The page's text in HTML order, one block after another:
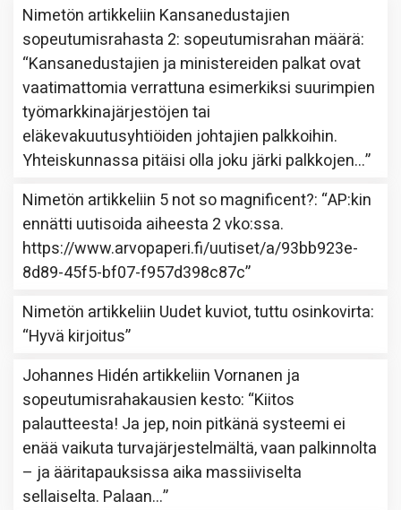
Nimetön artikkeliin Kansanedustajien
sopeutumisrahasta 2: sopeutumisrahan määrä:
“Kansanedustajien ja ministereiden palkat ovat
vaatimattomia verrattuna esimerkiksi suurimpien
työmarkkinajärjestöjen tai
eläkevakuutusyhtiöiden johtajien palkkoihin.
Yhteiskunnassa pitäisi olla joku järki palkkojen…”
Nimetön artikkeliin 5 not so magnificent?: “AP:kin
ennätti uutisoida aiheesta 2 vko:ssa.
https://www.arvopaperi.fi/uutiset/a/93bb923e-
8d89-45f5-bf07-f957d398c87c”
Nimetön artikkeliin Uudet kuviot, tuttu osinkovirta:
“Hyvä kirjoitus”
Johannes Hidén artikkeliinVornanen ja
sopeutumisrahakausien kesto: “Kiitos
palautteesta! Ja jep, noin pitkänä systeemi ei
enää vaikuta turvajärjestelmältä, vaan palkinnolta
– ja ääritapauksissa aika massiiviselta
sellaiselta. Palaan…”